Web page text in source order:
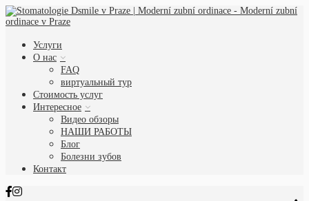
Услуги
О нас
FAQ
виртуальный тур
Стоимость услуг
Интересное
Видео обзоры
НАШИ РАБОТЫ
Блог
Болезни зубов
Контакт